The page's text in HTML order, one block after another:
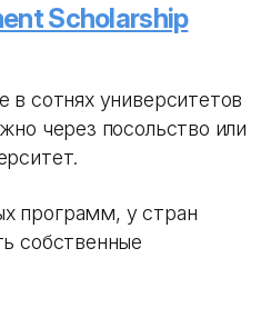
Scholarship
в сотнях университетов
через посольство или
программ, у стран
собственные